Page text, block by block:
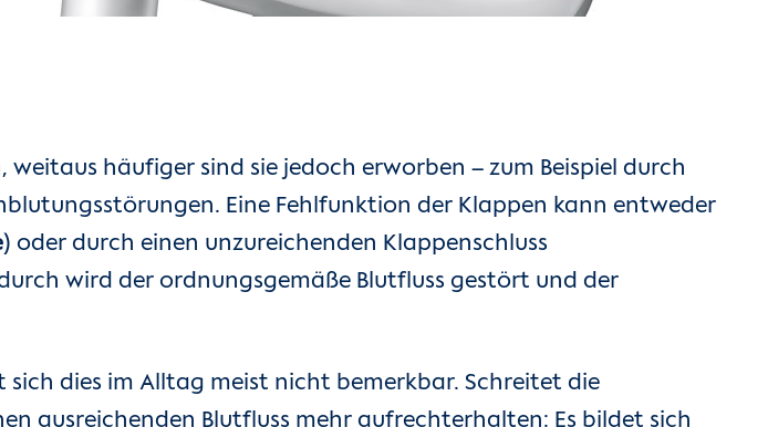
häufiger sind sie jedoch erworben – zum Beispiel durch
Eine Fehlfunktion der Klappen kann entweder
) oder durch einen unzureichenden Klappenschluss
wird der ordnungsgemäße Blutfluss gestört und der
dies im Alltag meist nicht bemerkbar. Schreitet die
ausreichenden Blutfluss mehr aufrechterhalten: Es bildet sich